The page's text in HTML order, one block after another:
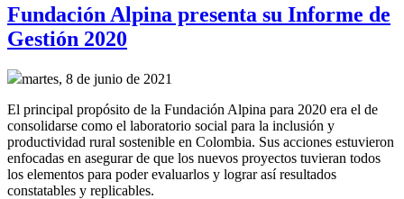
Fundación Alpina presenta su Informe de
Gestión 2020
martes, 8 de junio de 2021
El principal propósito de la Fundación Alpina para 2020 era el de
consolidarse como el laboratorio social para la inclusión y
productividad rural sostenible en Colombia. Sus acciones estuvieron
enfocadas en asegurar de que los nuevos proyectos tuvieran todos
los elementos para poder evaluarlos y lograr así resultados
constatables y replicables.